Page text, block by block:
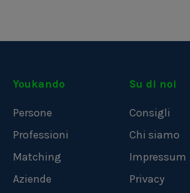
Youkando
Persone
Professioni
Matching
Aziende
Su di noi
Consigli
Chi siamo
Impressum
Privacy